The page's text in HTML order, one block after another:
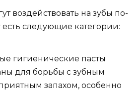
воздействовать на зубы по-
есть следующие категории:
гигиенические пасты
для борьбы с зубным
запахом, особенно